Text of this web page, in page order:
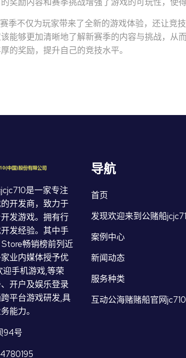
季不仅为玩家带来了全新的游戏体验，还让竞
能够更加清晰地了解新赛季的内容与挑战，从
的奖励，提升自己的竞技水平。
是一家专注
开发商，致力于
发游戏。拥有行
发经验。其中手
畅销榜前列近
业内媒体授予优
手机游戏,等荣
开户及娱乐登录
平台游戏研发,具
能力。
94号
导航
首页
发现欢迎来到公赌船
案例中心
新闻动态
服务种类
互动公海赌赌船官网jc710